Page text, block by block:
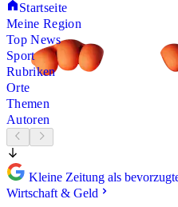
Startseite
Meine Region
Top News
Sport
Rubriken
Orte
Themen
Autoren
Kleine Zeitung als
Wirtschaft & Geld